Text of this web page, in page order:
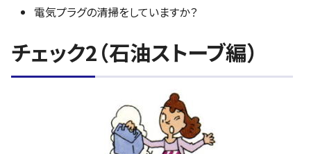
電気プラグの清掃をしていますか？
チェック2（石油ストーブ編）